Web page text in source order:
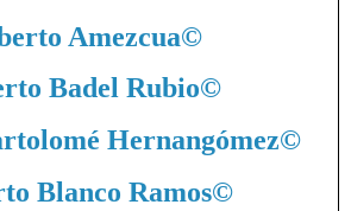
Amezcua©
Badel Rubio©
Hernangómez©
Blanco Ramos©